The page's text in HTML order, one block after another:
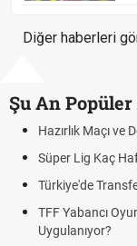
Diğer haberleri
Şu An
Maçlardan Farkları
Oynanır?
ve Bitiyor?
Sezonda Nasıl